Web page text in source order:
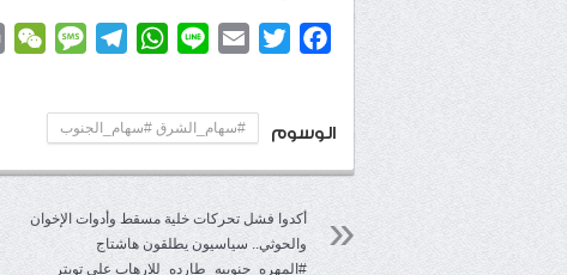
Facebook
Twitter
Email
Line
WhatsApp
Telegram
الوسوم #سهام_الشرق #سهام_الجنوب
أكدوا فشل تحركات خلية مسقط وأدوات الإخوان
والحوثي.. سياسيون يطلقون هاشتاج
#المهره_جنوبيه_طارده_للارهاب على تويتر